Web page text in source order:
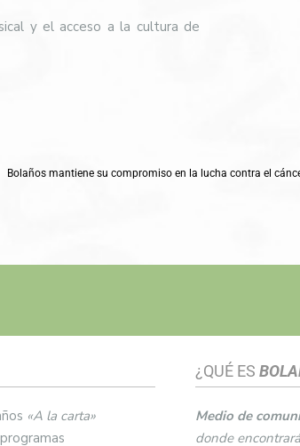
y el acceso a la cultura de
«A la carta»
¿QUÉ ES
Medio de
donde